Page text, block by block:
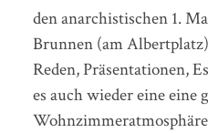
den anarchistischen 1.
Brunnen (am
Reden, Präsentationen,
es auch wieder eine eine